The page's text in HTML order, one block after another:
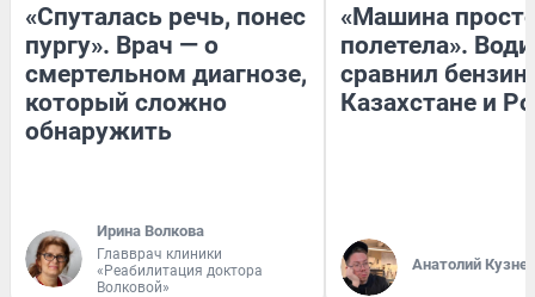
«Спуталась речь, понес
пургу». Врач — о
смертельном диагнозе,
который сложно
обнаружить
Ирина Волкова
Главврач клиники
«Реабилитация доктора
Волковой»
«Машина
полетела».
сравнил бензин
Казахстане и
Анатолий